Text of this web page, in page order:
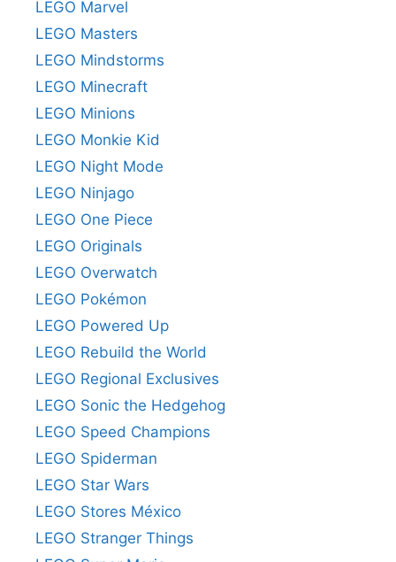
LEGO Marvel
LEGO Masters
LEGO Mindstorms
LEGO Minecraft
LEGO Minions
LEGO Monkie Kid
LEGO Night Mode
LEGO Ninjago
LEGO One Piece
LEGO Originals
LEGO Overwatch
LEGO Pokémon
LEGO Powered Up
LEGO Rebuild the World
LEGO Regional Exclusives
LEGO Sonic the Hedgehog
LEGO Speed Champions
LEGO Spiderman
LEGO Star Wars
LEGO Stores México
LEGO Stranger Things